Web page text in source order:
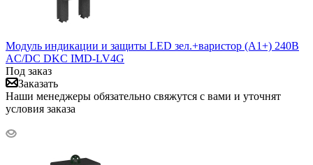
Модуль индикации и защиты LED зел.+варистор (A1+) 240В
AC/DC DKC IMD-LV4G
Под заказ
Заказать
Наши менеджеры обязательно свяжутся с вами и уточнят
условия заказа